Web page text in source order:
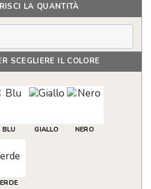
LA QUANTITÀ
SCEGLIERE IL COLORE
BLU GIALLO NERO